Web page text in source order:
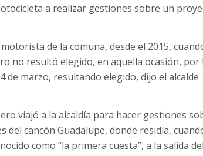
a realizar gestiones sobre un
de la comuna, desde el 2015,
no resultó elegido, en aquella ocasión, por
de marzo, resultando elegido, dijo el alcalde
viajó a la alcaldía para hacer gestiones
cancón Guadalupe, donde residía,
como “la primera cuesta”, a la salida del